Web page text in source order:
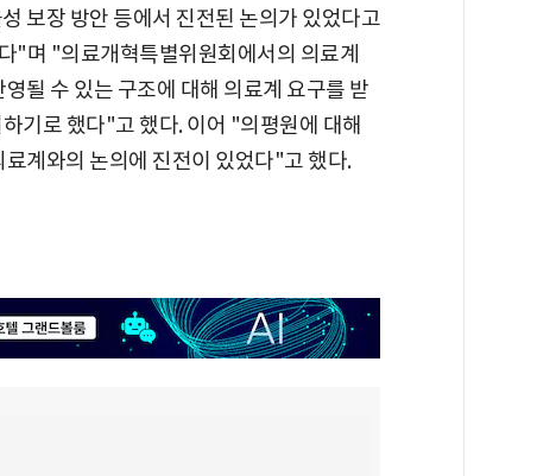
보장 방안 등에서 진전된 논의가 있었다고
"며 "의료개혁특별위원회에서의 의료계
될 수 있는 구조에 대해 의료계 요구를 받
기로 했다"고 했다. 이어 "의평원에 대해
계와의 논의에 진전이 있었다"고 했다.